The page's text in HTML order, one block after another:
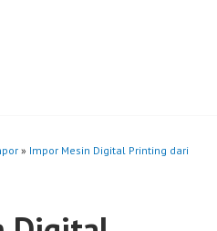
» Impor Mesin Digital Printing dari